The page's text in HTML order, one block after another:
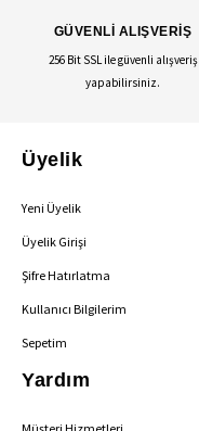
GÜVENLİ ALIŞVERİŞ
256 Bit SSL ile güvenli alışveriş
yapabilirsiniz.
Üyelik
Yeni Üyelik
Üyelik Girişi
Şifre Hatırlatma
Kullanıcı Bilgilerim
Sepetim
Yardım